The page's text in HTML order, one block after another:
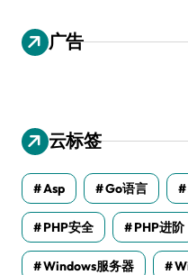
广告
云标签
Asp Go语言
PHP安全 PHP进阶
Windows服务器